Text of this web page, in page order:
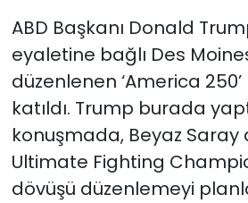
ABD Başkanı Donald
eyaletine bağlı Des
düzenlenen ‘America
katıldı. Trump burada
konuşmada, Beyaz Saray
Ultimate Fighting
dövüşü düzenlemeyi